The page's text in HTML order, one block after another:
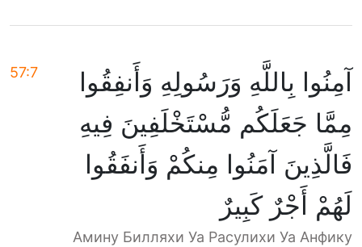
57:7
آمِنُوا بِاللَّهِ وَرَسُولِهِ وَأَنفِقُوا
مِمَّا جَعَلَكُم مُّسْتَخْلَفِينَ فِيهِ
فَالَّذِينَ آمَنُوا مِنكُمْ وَأَنفَقُوا
لَهُمْ أَجْرٌ كَبِيرٌ
Амину Билляхи Уа Расулихи Уа Анфику